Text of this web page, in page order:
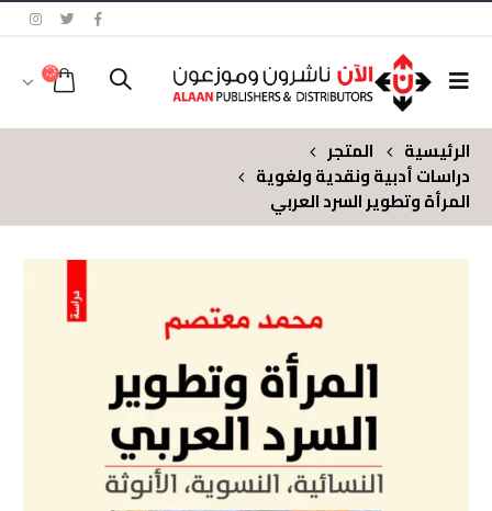
الرئيسية المتجر
دراسات أدبية ونقدية ولغوية
المرأة وتطوير السرد العربي